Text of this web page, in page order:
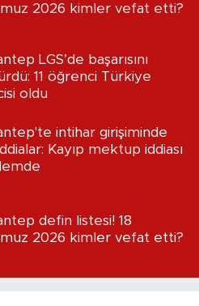
2026 kimler vefat etti?
LGS’de başarısını
11 öğrenci Türkiye
oldu
intihar girişiminde
Kayıp mektup iddiası
defin listesi! 18
2026 kimler vefat etti?